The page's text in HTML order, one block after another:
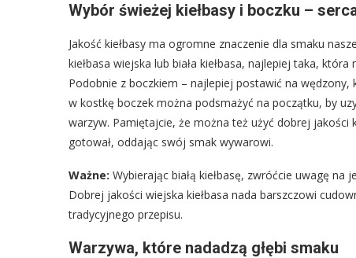
Wybór świeżej kiełbasy i boczku –
Jakość kiełbasy ma ogromne znaczenie dla smaku
kiełbasa wiejska lub biała kiełbasa, najlepiej taka,
Podobnie z boczkiem – najlepiej postawić na
w kostkę boczek można podsmażyć na początku, by
warzyw. Pamiętajcie, że można też użyć dobrej jakości
gotował, oddając swój smak wywarowi.
Ważne: Wybierając białą kiełbasę, zwróćcie uwagę na
Dobrej jakości wiejska kiełbasa nada barszczowi
tradycyjnego przepisu.
Warzywa, które nadadzą głębi smaku